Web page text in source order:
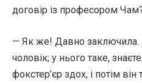
договір із професором
— Як же! Давно заключила.
чоловік; у нього таке,
фокстер’єр здох, і потім він